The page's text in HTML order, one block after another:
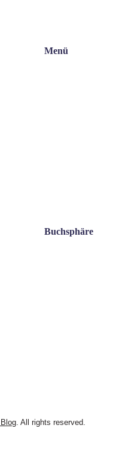
Menü
Buchsphäre
. All rights reserved.